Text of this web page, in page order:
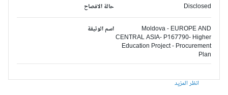
حالة الافصاح Disclosed
اسم الوثيقة
Moldova - EUROPE AND
CENTRAL ASIA- P167790- Higher
Education Project - Procurement
Plan
انظر المزيد